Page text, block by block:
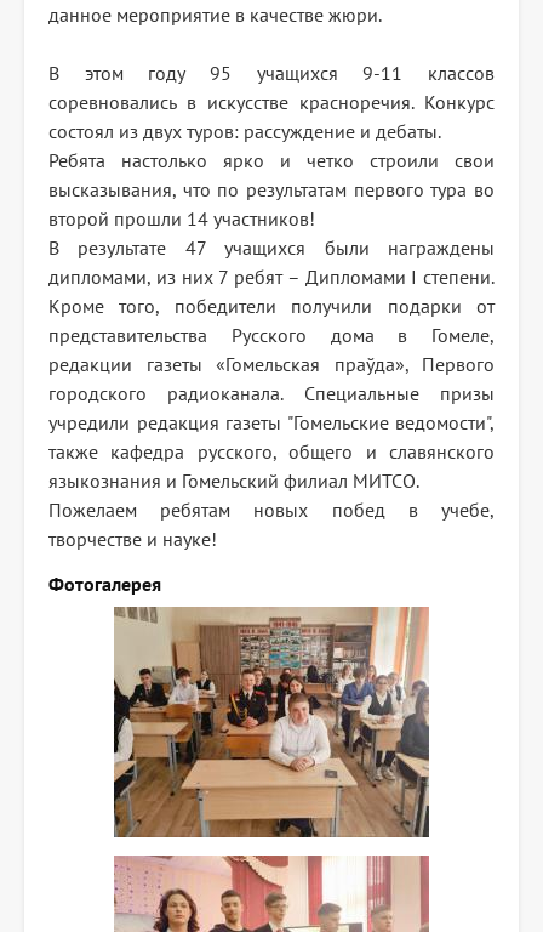
данное мероприятие в качестве жюри.
В этом году 95 учащихся 9-11 классов
соревновались в искусстве красноречия. Конкурс
состоял из двух туров: рассуждение и дебаты.
Ребята настолько ярко и четко строили свои
высказывания, что по результатам первого тура во
второй прошли 14 участников!
В результате 47 учащихся были награждены
дипломами, из них 7 ребят – Дипломами I степени.
Кроме того, победители получили подарки от
представительства Русского дома в Гомеле,
редакции газеты «Гомельская праўда», Первого
городского радиоканала. Специальные призы
учредили редакция газеты "Гомельские ведомости",
также кафедра русского, общего и славянского
языкознания и Гомельский филиал МИТСО.
Пожелаем ребятам новых побед в учебе,
творчестве и науке!
Фотогалерея